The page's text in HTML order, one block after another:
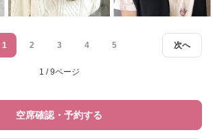
次へ
1 2 3 4 5
1 / 9ページ
空席確認・予約する